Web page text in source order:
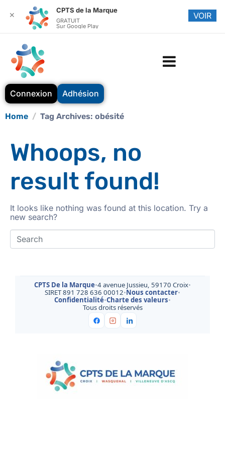
Connexion Adhésion
Home Tag Archives: obésité
Whoops, no
result found!
It looks like nothing was found at this location. Try a
new search?
CPTS De la Marque•4 avenue Jussieu, 59170 Croix•
SIRET 891 728 636 00012•Nous contacter•
Confidentialité•Charte des valeurs•
Tous droits réservés
✕
CPTS de la Marque
GRATUIT
Sur Google Play
VOIR